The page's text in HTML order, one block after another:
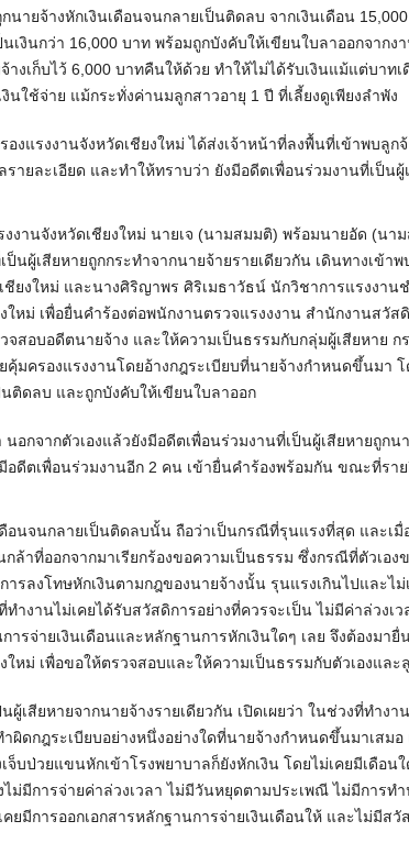
นายจ้างหักเงินเดือนจนกลายเป็นติดลบ จากเงินเดือน
เงินกว่า 16,000 บาท พร้อมถูกบังคับให้เขียนใบลาออกจากง
งเก็บไว้ 6,000 บาทคืนให้ด้วย ทำให้ไม่ได้รับเงินแม้แต่บาท
นใช้จ่าย แม้กระทั่งค่านมลูกสาวอายุ 1 ปี ที่เลี้ยงดูเพียงลำพัง
งแรงงานจังหวัดเชียงใหม่ ได้ส่งเจ้าหน้าที่ลงพื้นที่เข้าพบลูกจ้
ายละเอียด และทำให้ทราบว่า ยังมีอดีตเพื่อนร่วมงานที่เป็น
งานจังหวัดเชียงใหม่ นายเจ (นามสมมติ) พร้อมนายอัด (นา
นผู้เสียหายถูกกระทำจากนายจ้ายรายเดียวกัน เดินทางเข้า
ชียงใหม่ และนางศิริญาพร ศิริเมธาวัธน์ นักวิชาการแรงงา
ใหม่ เพื่อยื่นคำร้องต่อพนักงานตรวจแรงงงาน สำนักงานสวัส
จสอบอดีตนายจ้าง และให้ความเป็นธรรมกับกลุ่มผู้เสียหาย ก
คุ้มครองแรงงานโดยอ้างกฎระเบียบที่นายจ้างกำหนดขึ้นมา
ติดลบ และถูกบังคับให้เขียนใบลาออก
อกจากตัวเองแล้วยังมีอดีตเพื่อนร่วมงานที่เป็นผู้เสียหายถูกน
ดีตเพื่อนร่วมงานอีก 2 คน เข้ายื่นคำร้องพร้อมกัน ขณะที่รา
อนจนกลายเป็นติดลบนั้น ถือว่าเป็นกรณีที่รุนแรงที่สุด และเมื่
กล้าที่ออกจากมาเรียกร้องขอความเป็นธรรม ซึ่งกรณีที่ตัวเอง
รลงโทษหักเงินตามกฎของนายจ้างนั้น รุนแรงเกินไปและไม่
ำงานไม่เคยได้รับสวัสดิการอย่างที่ควรจะเป็น ไม่มีค่าล่วงเ
ารจ่ายเงินเดือนและหลักฐานการหักเงินใดๆ เลย จึงต้องมา
หม่ เพื่อขอให้ตรวจสอบและให้ความเป็นธรรมกับตัวเองและ
เสียหายจากนายจ้างรายเดียวกัน เปิดเผยว่า ในช่วงที่ทำง
ผิดกฎระเบียบอย่างหนึ่งอย่างใดที่นายจ้างกำหนดขึ้นมาเสม
บป่วยแขนหักเข้าโรงพยาบาลก็ยังหักเงิน โดยไม่เคยมีเดือน
ม่มีการจ่ายค่าล่วงเวลา ไม่มีวันหยุดตามประเพณี ไม่มีการท
ยมีการออกเอกสารหลักฐานการจ่ายเงินเดือนให้ และไม่มีสวั